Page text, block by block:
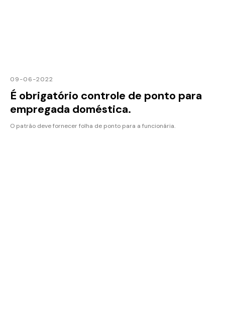
09-06-2022
É obrigatório controle de ponto para
empregada doméstica.
O patrão deve fornecer folha de ponto para a funcionária.